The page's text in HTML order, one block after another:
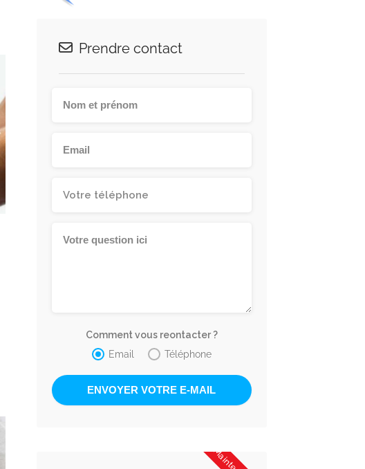
Prendre contact
Comment vous reontacter ?
Email
Téléphone